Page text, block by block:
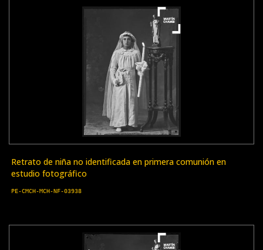
Retrato de niña no identificada en primera comunión en
estudio fotográfico
PE-CMCH-MCH-NF-03938